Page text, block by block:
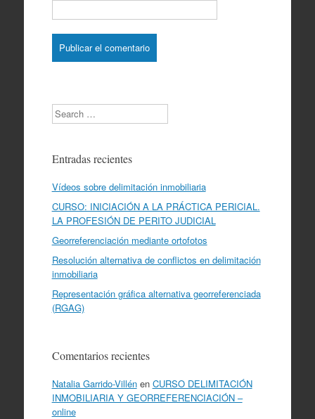
Search
Entradas recientes
Vídeos sobre delimitación inmobiliaria
CURSO: INICIACIÓN A LA PRÁCTICA PERICIAL.
LA PROFESIÓN DE PERITO JUDICIAL
Georreferenciación mediante ortofotos
Resolución alternativa de conflictos en delimitación
inmobiliaria
Representación gráfica alternativa georreferenciada
(RGAG)
Comentarios recientes
Natalia Garrido-Villénen CURSO DELIMITACIÓN
INMOBILIARIA Y GEORREFERENCIACIÓN –
online